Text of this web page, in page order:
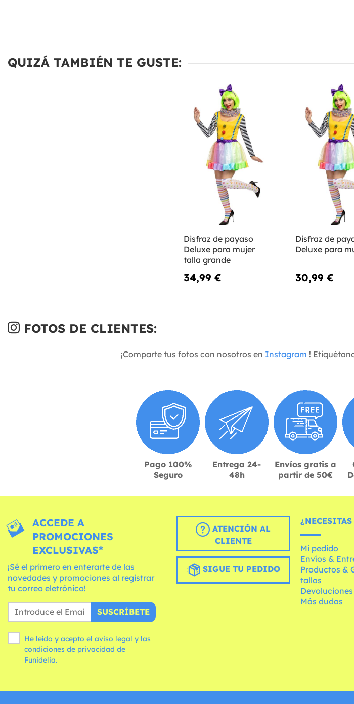
QUIZÁ TAMBIÉN TE GUSTE:
Disfraz de payaso
Deluxe para mujer
talla grande
34,99 €
Disfraz de
Deluxe para
30,99 €
FOTOS DE CLIENTES:
¡Comparte tus fotos con nosotros en Instagram !
Pago 100%
Seguro
Entrega 24-
48h
Envíos gratis a
partir de 50€
ACCEDE A
PROMOCIONES
EXCLUSIVAS*
¡Sé el primero en enterarte de las
novedades y promociones al registrar
tu correo eletrónico!
SUSCRÍBETE
He leído y acepto el aviso legal y las
condiciones
Funidelia.
ATENCIÓN AL
CLIENTE
SIGUE TU PEDIDO
Mi pedido
Envíos &
Productos &
tallas
Devoluciones
Más dudas